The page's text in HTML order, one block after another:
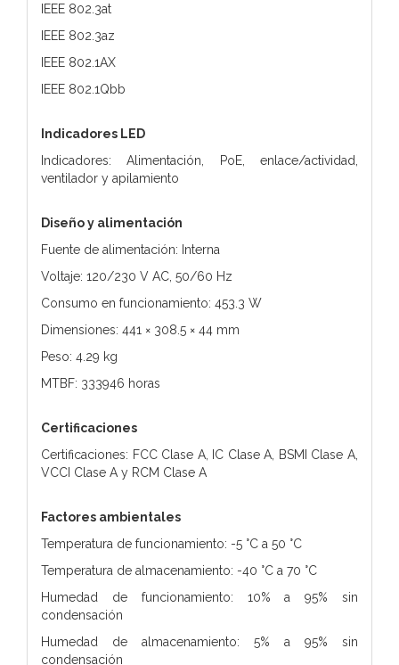
IEEE 802.3at
IEEE 802.3az
IEEE 802.1AX
IEEE 802.1Qbb
Indicadores LED
Indicadores: Alimentación, PoE, enlace/actividad,
ventilador y apilamiento
Diseño y alimentación
Fuente de alimentación: Interna
Voltaje: 120/230 V AC, 50/60 Hz
Consumo en funcionamiento: 453.3 W
Dimensiones: 441 × 308.5 × 44 mm
Peso: 4.29 kg
MTBF: 333946 horas
Certificaciones
Certificaciones: FCC Clase A, IC Clase A, BSMI Clase A,
VCCI Clase A y RCM Clase A
Factores ambientales
Temperatura de funcionamiento: -5 °C a 50 °C
Temperatura de almacenamiento: -40 °C a 70 °C
Humedad de funcionamiento: 10% a 95% sin
condensación
Humedad de almacenamiento: 5% a 95% sin
condensación